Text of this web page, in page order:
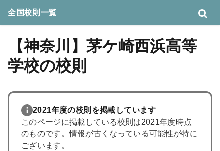
【神奈川】茅ケ崎西浜高等
学校の校則
2021年度の校則を掲載しています
このページに掲載している校則は2021年度時点
のものです。情報が古くなっている可能性が特に
ございます。
全国校則一覧